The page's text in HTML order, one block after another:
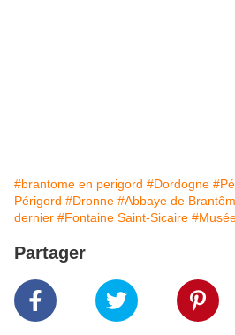
#brantome en perigord #Dordogne
Périgord #Dronne #Abbaye de
dernier #Fontaine Saint-Sicaire
Partager